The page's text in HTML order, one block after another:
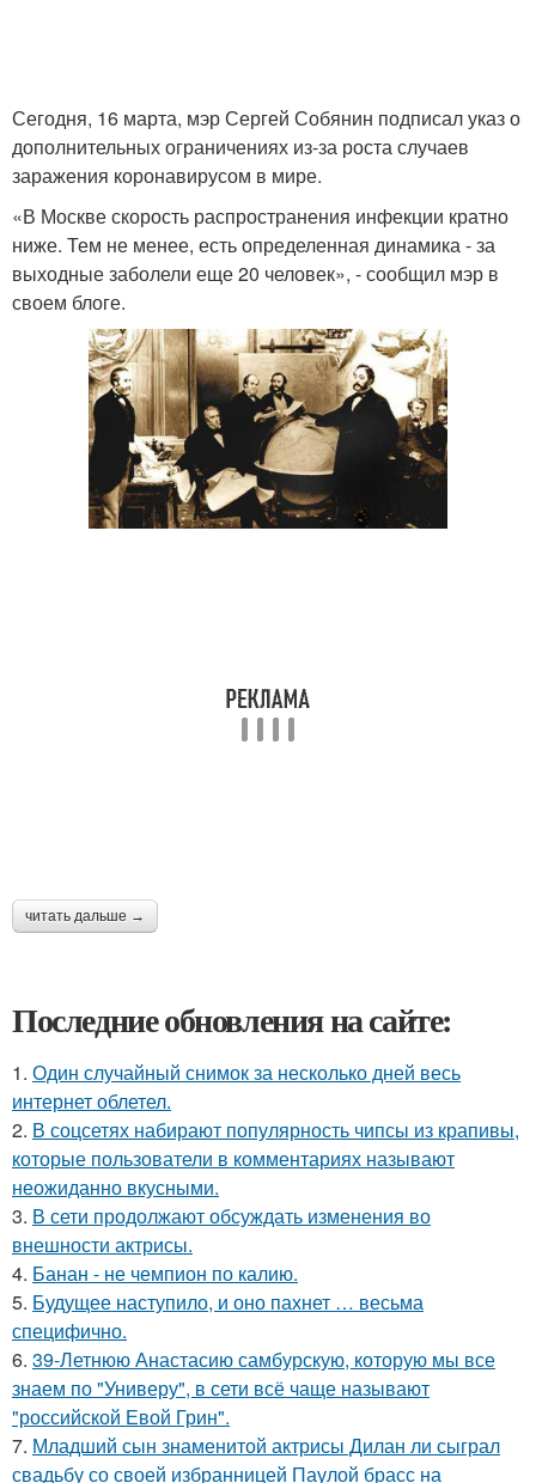
Сегодня, 16 марта, мэр Сергей Собянин подписал указ о
дополнительных ограничениях из-за роста случаев
заражения коронавирусом в мире.
«В Москве скорость распространения инфекции кратно
ниже. Тем не менее, есть определенная динамика - за
выходные заболели еще 20 человек», - сообщил мэр в
своем блоге.
читать дальше →
Последние обновления на сайте:
1. Один случайный снимок за несколько дней весь
интернет облетел.
2. В соцсетях набирают популярность чипсы из крапивы,
которые пользователи в комментариях называют
неожиданно вкусными.
3. В сети продолжают обсуждать изменения во
внешности актрисы.
4. Банан - не чемпион по калию.
5. Будущее наступило, и оно пахнет … весьма
специфично.
6. 39-Летнюю Анастасию самбурскую, которую мы все
знаем по "Универу", в сети всё чаще называют
"российской Евой Грин".
7. Младший сын знаменитой актрисы Дилан ли сыграл
свадьбу со своей избранницей Паулой брасс на